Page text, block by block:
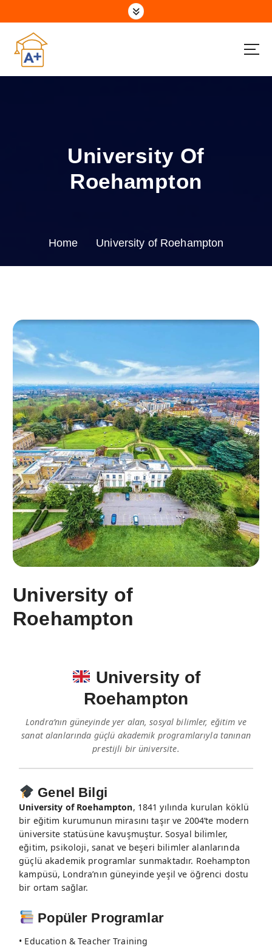
o
University Of
Roehampton
Home University of Roehampton
University of
Roehampton
University of
Roehampton
Londra’nın güneyinde yer alan, sosyal bilimler, eğitim ve
sanat alanlarında güçlü akademik programlarıyla tanınan
prestijli bir üniversite.
Genel Bilgi
University of Roehampton, 1841 yılında kurulan köklü
bir eğitim kurumunun mirasını taşır ve 2004’te modern
üniversite statüsüne kavuşmuştur. Sosyal bilimler,
eğitim, psikoloji, sanat ve beşeri bilimler alanlarında
güçlü akademik programlar sunmaktadır. Roehampton
kampüsü, Londra’nın güneyinde yeşil ve öğrenci dostu
bir ortam sağlar.
Popüler Programlar
• Education & Teacher Training